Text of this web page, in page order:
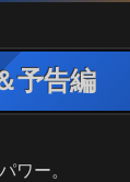
予告編
ワー。